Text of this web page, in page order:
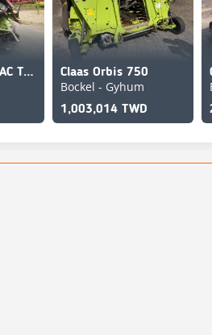
Claas Orbis 750AC TS Pro C Neuer Preis! Claas Orbis 750
Bockel - Gyhum
1,003,014 TWD